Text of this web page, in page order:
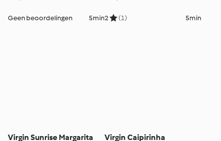
Geen beoordelingen 5min2 (1) 5min
Virgin Sunrise Margarita Virgin Caipirinha